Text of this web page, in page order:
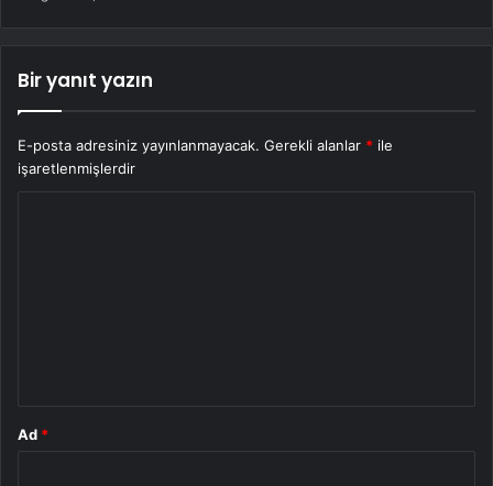
Bir yanıt yazın
E-posta adresiniz yayınlanmayacak. Gerekli alanlar * ile
işaretlenmişlerdir
Ad *